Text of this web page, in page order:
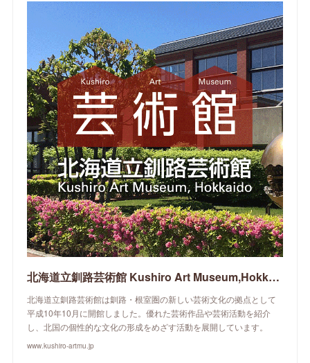
北海道立釧路芸術館 Kushiro Art Museum,Hokkaido
北海道立釧路芸術館は釧路・根室圏の新しい芸術文化の拠点として
平成10年10月に開館しました。優れた芸術作品や芸術活動を紹介
し、北国の個性的な文化の形成をめざす活動を展開しています。
www.kushiro-artmu.jp